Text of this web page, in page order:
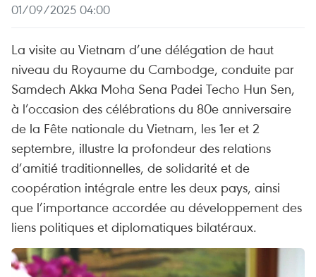
01/09/2025 04:00
La visite au Vietnam d’une délégation de haut
niveau du Royaume du Cambodge, conduite par
Samdech Akka Moha Sena Padei Techo Hun Sen,
à l’occasion des célébrations du 80e anniversaire
de la Fête nationale du Vietnam, les 1er et 2
septembre, illustre la profondeur des relations
d’amitié traditionnelles, de solidarité et de
coopération intégrale entre les deux pays, ainsi
que l’importance accordée au développement des
liens politiques et diplomatiques bilatéraux.